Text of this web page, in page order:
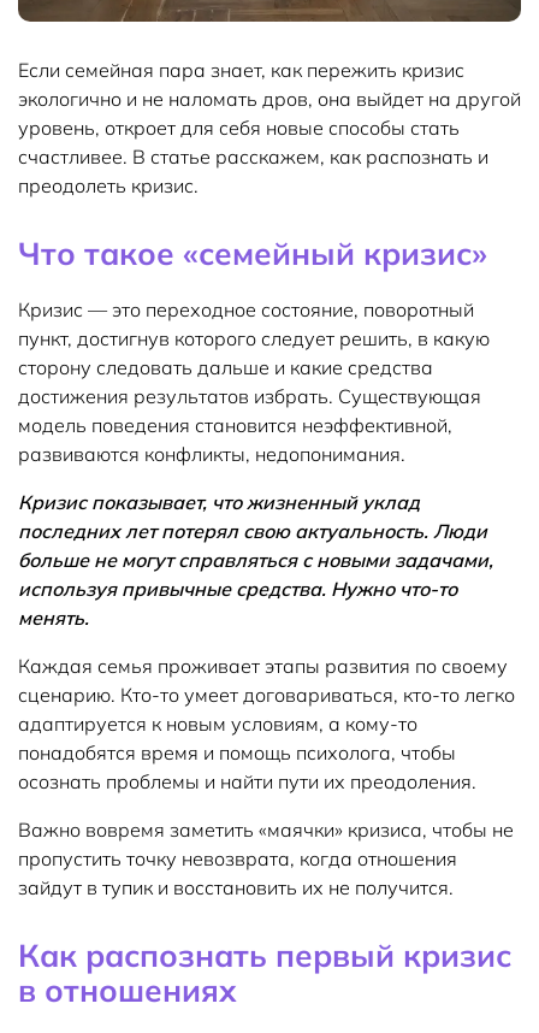
Если семейная пара знает, как пережить кризис
экологично и не наломать дров, она выйдет на другой
уровень, откроет для себя новые способы стать
счастливее. В статье расскажем, как распознать и
преодолеть кризис.
Что такое «семейный кризис»
Кризис — это переходное состояние, поворотный
пункт, достигнув которого следует решить, в какую
сторону следовать дальше и какие средства
достижения результатов избрать. Существующая
модель поведения становится неэффективной,
развиваются конфликты, недопонимания.
Кризис показывает, что жизненный уклад
последних лет потерял свою актуальность. Люди
больше не могут справляться с новыми задачами,
используя привычные средства. Нужно что-то
менять.
Каждая семья проживает этапы развития по своему
сценарию. Кто-то умеет договариваться, кто-то легко
адаптируется к новым условиям, а кому-то
понадобятся время и помощь психолога, чтобы
осознать проблемы и найти пути их преодоления.
Важно вовремя заметить «маячки» кризиса, чтобы не
пропустить точку невозврата, когда отношения
зайдут в тупик и восстановить их не получится.
Как распознать первый кризис
в отношениях